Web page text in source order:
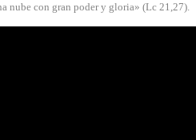
nube con gran poder y gloria» (Lc 21,27).